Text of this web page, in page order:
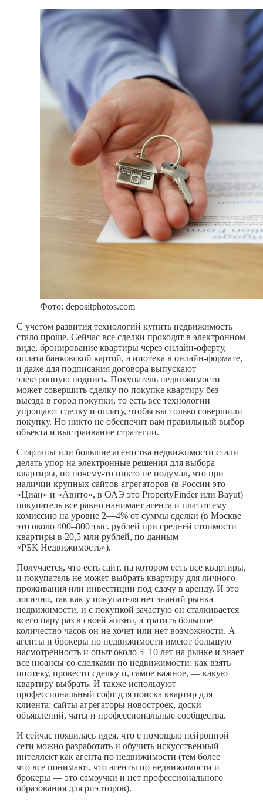
Фото: depositphotos.com
С учетом развития технологий купить недвижимость
стало проще. Сейчас все сделки проходят в электронном
виде, бронирование квартиры через онлайн-оферту,
оплата банковской картой, а ипотека в онлайн-формате,
и даже для подписания договора выпускают
электронную подпись. Покупатель недвижимости
может совершить сделку по покупке квартиру без
выезда в город покупки, то есть все технологии
упрощают сделку и оплату, чтобы вы только совершили
покупку. Но никто не обеспечит вам правильный выбор
объекта и выстраивание стратегии.
Стартапы или большие агентства недвижимости стали
делать упор на электронные решения для выбора
квартиры, но почему-то никто не подумал, что при
наличии крупных сайтов агрегаторов (в России это
«Циан» и «Авито», в ОАЭ это PropertyFinder или Bayut)
покупатель все равно нанимает агента и платит ему
комиссию на уровне 2—4% от суммы сделки (в Москве
это около 400–800 тыс. рублей при средней стоимости
квартиры в 20,5 млн рублей, по данным
«РБК Недвижимость»).
Получается, что есть сайт, на котором есть все квартиры,
и покупатель не может выбрать квартиру для личного
проживания или инвестиции под сдачу в аренду. И это
логично, так как у покупателя нет знаний рынка
недвижимости, и с покупкой зачастую он сталкивается
всего пару раз в своей жизни, а тратить большое
количество часов он не хочет или нет возможности. А
агенты и брокеры по недвижимости имеют большую
насмотренность и опыт около 5–10 лет на рынке и знает
все нюансы со сделками по недвижимости: как взять
ипотеку, провести сделку и, самое важное, — какую
квартиру выбрать. И также используют
профессиональный софт для поиска квартир для
клиента: сайты агрегаторы новостроек, доски
объявлений, чаты и профессиональные сообщества.
И сейчас появилась идея, что с помощью нейронной
сети можно разработать и обучить искусственный
интеллект как агента по недвижимости (тем более
что все понимают, что агенты по недвижимости и
брокеры — это самоучки и нет профессионального
образования для риэлторов).